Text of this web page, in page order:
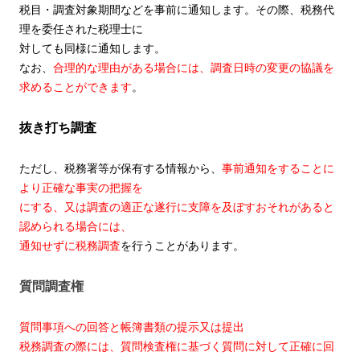
税目・調査対象期間などを事前に通知します。その際、税務代
理を委任された税理士に
対しても同様に通知します。
なお、 合理的な理由がある場合には、調査日時の変更の協議を
求めることができます。
抜き打ち調査
ただし、税務署等が保有する情報から、 事前通知をすることに
より正確な事実の把握を
にする、又は調査の適正な遂行に支障を及ぼすおそれがあると
認められる場合には、
通知せずに税務調査を行うことがあります。
質問調査権
質問事項への回答と帳簿書類の提示又は提出
税務調査の際には、質問検査権に基づく質問に対して正確に回